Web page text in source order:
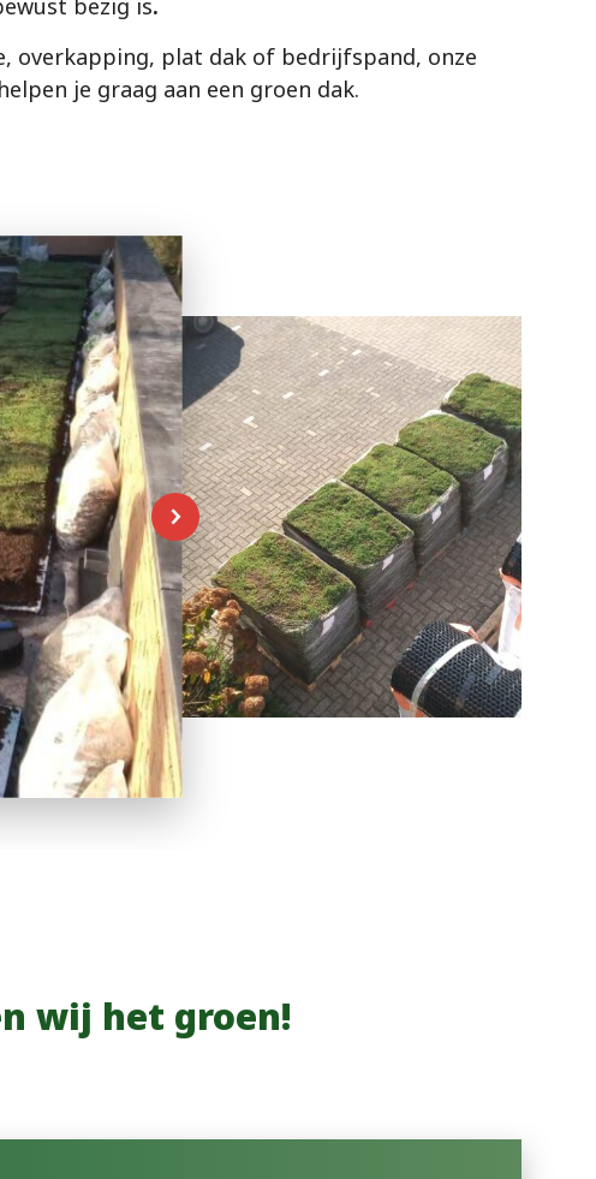
overkapping, plat dak of bedrijfspand, onze
je graag aan een groen dak.
wij het groen!